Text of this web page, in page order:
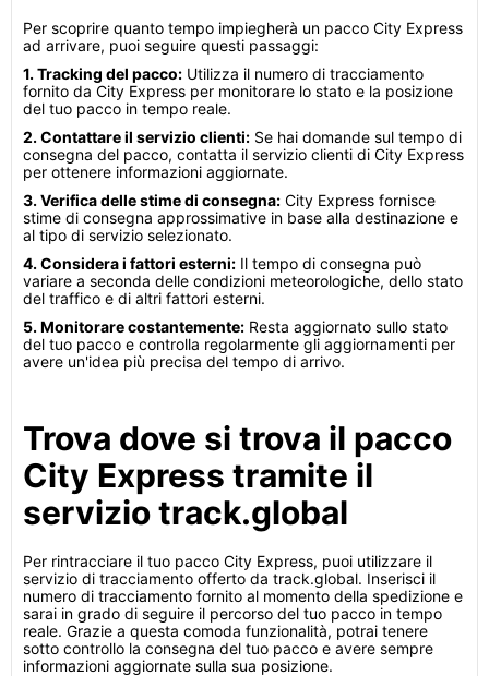
Per scoprire quanto tempo impiegherà un pacco City Express
ad arrivare, puoi seguire questi passaggi:
1. Tracking del pacco: Utilizza il numero di tracciamento
fornito da City Express per monitorare lo stato e la posizione
del tuo pacco in tempo reale.
2. Contattare il servizio clienti: Se hai domande sul tempo di
consegna del pacco, contatta il servizio clienti di City Express
per ottenere informazioni aggiornate.
3. Verifica delle stime di consegna: City Express fornisce
stime di consegna approssimative in base alla destinazione e
al tipo di servizio selezionato.
4. Considera i fattori esterni: Il tempo di consegna può
variare a seconda delle condizioni meteorologiche, dello stato
del traffico e di altri fattori esterni.
5. Monitorare costantemente: Resta aggiornato sullo stato
del tuo pacco e controlla regolarmente gli aggiornamenti per
avere un'idea più precisa del tempo di arrivo.
Trova dove si trova il pacco
City Express tramite il
servizio track.global
Per rintracciare il tuo pacco City Express, puoi utilizzare il
servizio di tracciamento offerto da track.global. Inserisci il
numero di tracciamento fornito al momento della spedizione e
sarai in grado di seguire il percorso del tuo pacco in tempo
reale. Grazie a questa comoda funzionalità, potrai tenere
sotto controllo la consegna del tuo pacco e avere sempre
informazioni aggiornate sulla sua posizione.